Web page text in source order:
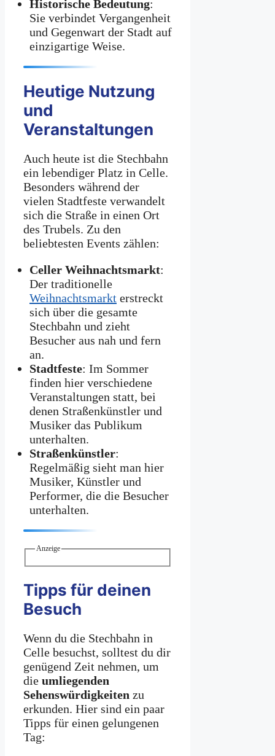
Historische Bedeutung:
Sie verbindet Vergangenheit
und Gegenwart der Stadt auf
einzigartige Weise.
Heutige Nutzung
und
Veranstaltungen
Auch heute ist die Stechbahn
ein lebendiger Platz in Celle.
Besonders während der
vielen Stadtfeste verwandelt
sich die Straße in einen Ort
des Trubels. Zu den
beliebtesten Events zählen:
Celler Weihnachtsmarkt:
Der traditionelle
Weihnachtsmarkt erstreckt
sich über die gesamte
Stechbahn und zieht
Besucher aus nah und fern
an.
Stadtfeste: Im Sommer
finden hier verschiedene
Veranstaltungen statt, bei
denen Straßenkünstler und
Musiker das Publikum
unterhalten.
Straßenkünstler:
Regelmäßig sieht man hier
Musiker, Künstler und
Performer, die die Besucher
unterhalten.
Anzeige
Tipps für deinen
Besuch
Wenn du die Stechbahn in
Celle besuchst, solltest du dir
genügend Zeit nehmen, um
die umliegenden
Sehenswürdigkeiten zu
erkunden. Hier sind ein paar
Tipps für einen gelungenen
Tag: